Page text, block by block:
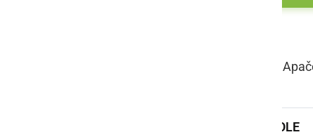
Maj Lackovič, OŠ
MOJA POT DO ŠOLE